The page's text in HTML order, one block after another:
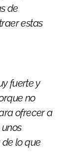
de
estas
fuerte y
no
ofrecer a
lo que